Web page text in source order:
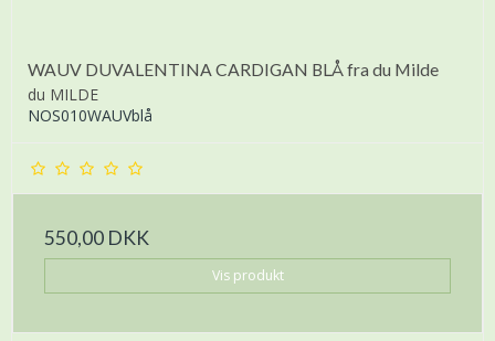
WAUV DUVALENTINA CARDIGAN BLÅ fra du Milde
du MILDE
NOS010WAUVblå
550,00 DKK
Vis produkt